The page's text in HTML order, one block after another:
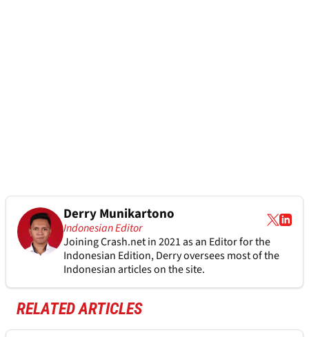
Derry Munikartono
Indonesian Editor
Joining Crash.net in 2021 as an Editor for the
Indonesian Edition, Derry oversees most of the
Indonesian articles on the site.
RELATED ARTICLES